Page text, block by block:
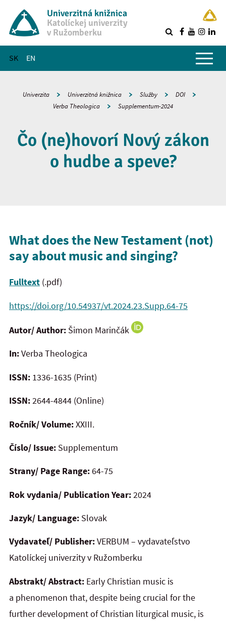
Univerzitná knižnica
Katolíckej univerzity
v Ružomberku
SK EN
Hlavné menu
Univerzita Univerzitná knižnica Služby
DOI
Verba Theologica
Supplementum-2024
Čo (ne)hovorí Nový zákon
o hudbe a speve?
What does the New Testament (not)
say about music and singing?
Fulltext (.pdf)
https://doi.org/10.54937/vt.2024.23.Supp.64-75
Autor/ Author: Šimon Marinčák
In:Verba Theologica
ISSN: 1336-1635 (Print)
ISSN:2644-4844 (Online)
Ročník/ Volume:XXIII.
Číslo/ Issue: Supplementum
Strany/ Page Range:64-75
Rok vydania/ Publication Year:2024
Jazyk/ Language: Slovak
Vydavateľ/ Publisher:VERBUM – vydavateľstvo
Katolíckej univerzity v Ružomberku
Abstrakt/ Abstract: Early Christian music is
a phenomenon that, despite being crucial for the
further development of Christian liturgical music, is